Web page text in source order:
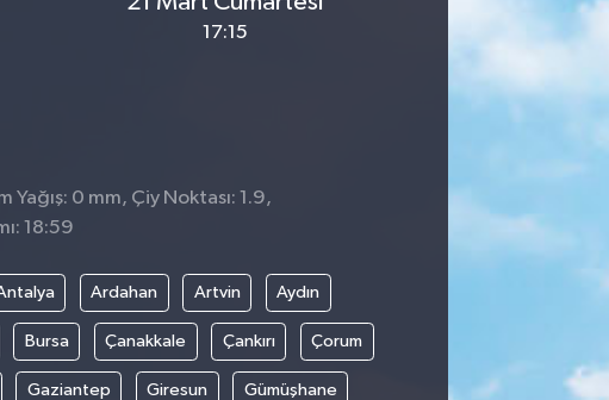
17:15
Yağış: 0 mm, Çiy Noktası: 1.9,
18:59
Ardahan Artvin Aydın
Bursa Çanakkale Çankırı Çorum
Gaziantep Giresun Gümüşhane